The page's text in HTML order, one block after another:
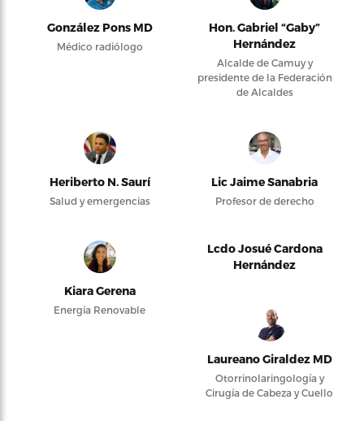
González Pons MD
Médico radiólogo
Hon. Gabriel “Gaby”
Hernández
Alcalde de Camuy y
presidente de la Federación
de Alcaldes
Heriberto N. Saurí
Salud y emergencias
Lic Jaime Sanabria
Profesor de derecho
Kiara Gerena
Energía Renovable
Lcdo Josué Cardona
Hernández
Laureano Giraldez MD
Otorrinolaringología y
Cirugía de Cabeza y Cuello